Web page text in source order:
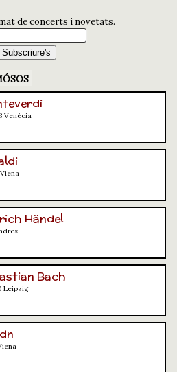
de concerts i novetats.
Venècia
Händel
Bach
Leipzig